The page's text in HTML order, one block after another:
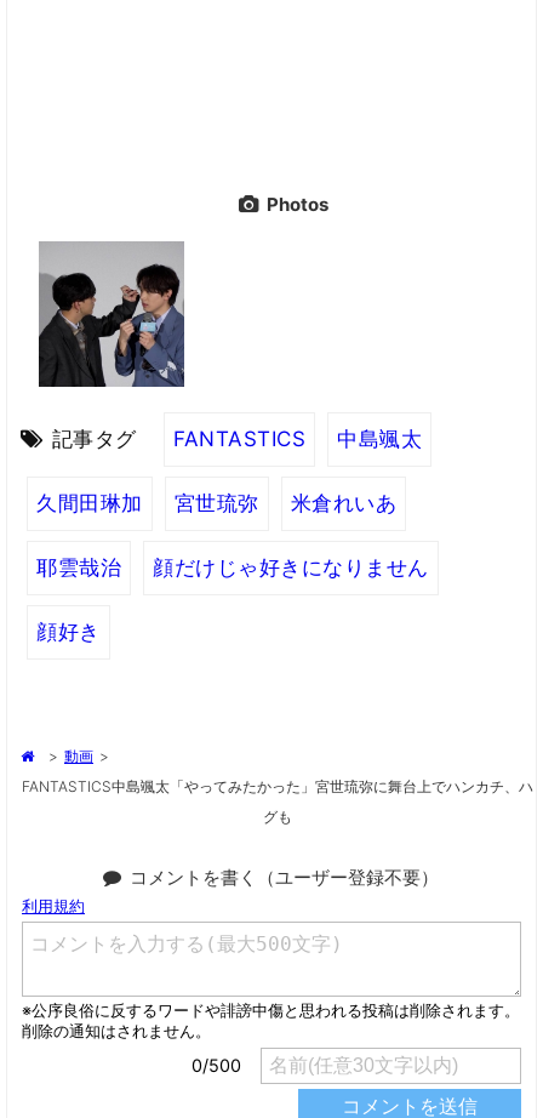
Photos
記事タグ FANTASTICS 中島颯太
久間田琳加 宮世琉弥 米倉れいあ
耶雲哉治 顔だけじゃ好きになりません
顔好き
> 動画 >
FANTASTICS中島颯太「やってみたかった」宮世琉弥に舞台上でハンカチ、ハ
グも
コメントを書く（ユーザー登録不要）